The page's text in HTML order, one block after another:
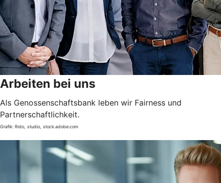
Arbeiten bei uns
Als Genossenschaftsbank leben wir Fairness und
Partnerschaftlichkeit.
Grafik: Rido, studio, stock.adobe.com